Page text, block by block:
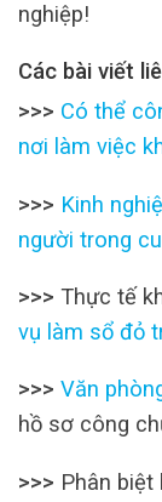
nghiệp!
Các bài viết
>>> Có thể
nơi làm việc
>>> Kinh
người trong
>>> Thực tế
vụ làm sổ đỏ
>>> Văn
hồ sơ công
>>> Phân